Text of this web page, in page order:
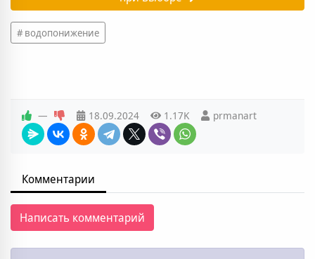
водопонижение
— 18.09.2024 1.17K prmanart
Комментарии
Написать комментарий